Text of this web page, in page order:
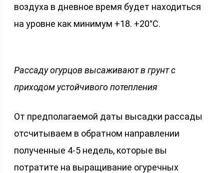
воздуха в дневное время будет находиться
на уровне как минимум +18. +20°С.
Рассаду огурцов высаживают в грунт с
приходом устойчивого потепления
От предполагаемой даты высадки рассады
отсчитываем в обратном направлении
полученные 4-5 недель, которые вы
потратите на выращивание огуречных